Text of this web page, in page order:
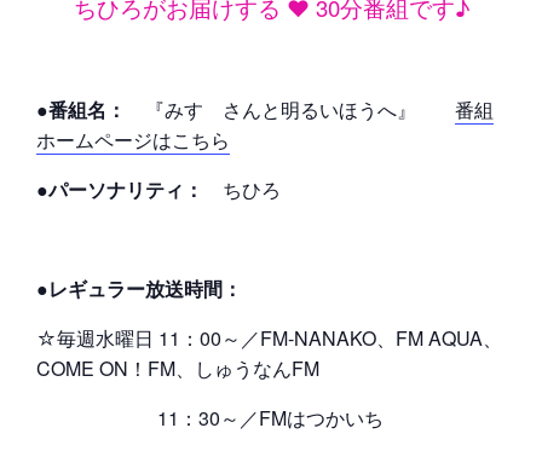
ちひろがお届けする ❤ 30分番組です♪
●番組名： 『みすゞさんと明るいほうへ』 番組
ホームページはこちら
●パーソナリティ：
ちひろ
●レギュラー放送時間：
☆毎週水曜日 11：00～／FM-NANAKO、FM AQUA、
COME ON！FM、しゅうなんFM
11：30～／FMはつかいち